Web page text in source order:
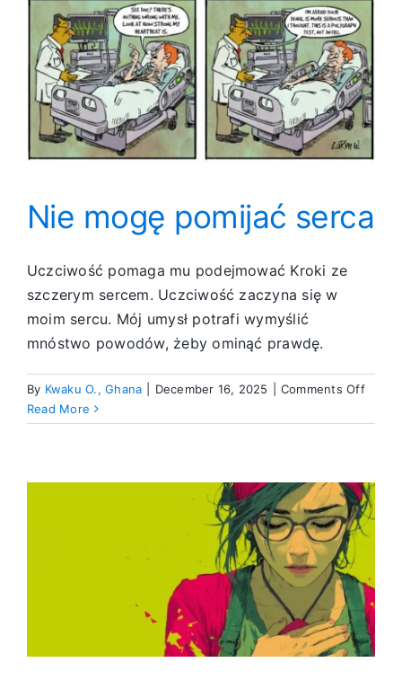
Nie mogę pomijać serca
Uczciwość pomaga mu podejmować Kroki ze
szczerym sercem. Uczciwość zaczyna się w
moim sercu. Mój umysł potrafi wymyślić
mnóstwo powodów, żeby ominąć prawdę.
By Kwaku O., Ghana December 16, 2025 Comments Offon
mogę
Read More